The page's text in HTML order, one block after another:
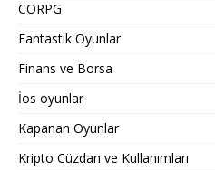
CORPG
Fantastik Oyunlar
Finans ve Borsa
İos oyunlar
Kapanan Oyunlar
Kripto Cüzdan ve Kullanımları